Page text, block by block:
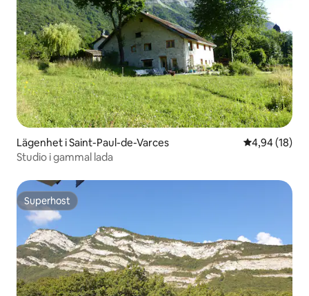
Lägenhet i Saint-Paul-de-Varces 4,94 av 5 i
4,94 (18)
Studio i gammal lada
Superhost
Superhost